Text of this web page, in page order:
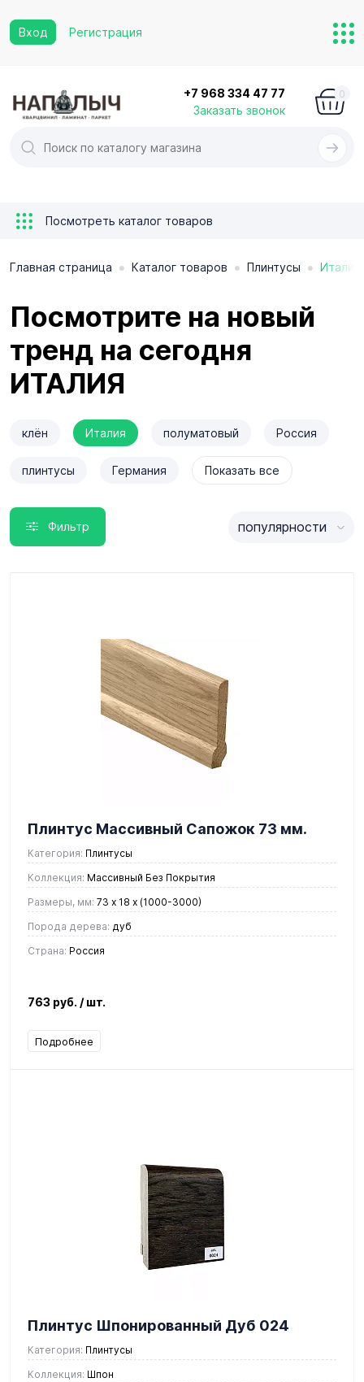
Вход Регистрация
+7 968 334 47 77
Заказать звонок
0
Посмотреть каталог товаров
Главная страница • Каталог товаров • Плинтусы • Италия
Посмотрите на новый
тренд на сегодня
ИТАЛИЯ
клён Италия полуматовый Россия
плинтусы Германия Показать все
Фильтр популярности
Плинтус Массивный Сапожок 73 мм.
Категория: Плинтусы
Коллекция: Массивный Без Покрытия
Размеры, мм: 73 x 18 х (1000-3000)
Порода дерева: дуб
Страна: Россия
763 руб. / шт.
Подробнее
Плинтус Шпонированный Дуб 024
Категория: Плинтусы
Коллекция: Шпон